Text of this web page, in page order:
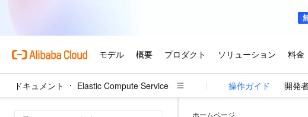
ドキュメント Elastic Compute Service 操作ガイド 開発
ホームページ